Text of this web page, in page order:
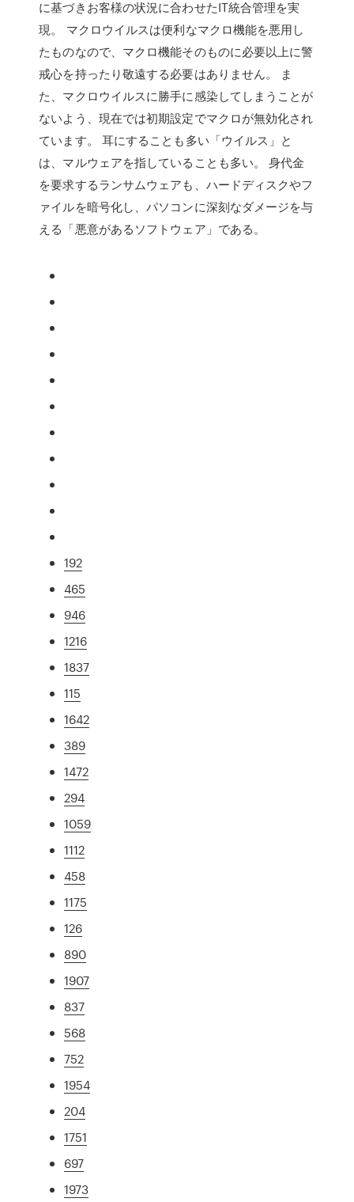
に基づきお客様の状況に合わせたIT統合管理を実
現。 マクロウイルスは便利なマクロ機能を悪用し
たものなので、マクロ機能そのものに必要以上に警
戒心を持ったり敬遠する必要はありません。 ま
た、マクロウイルスに勝手に感染してしまうことが
ないよう、現在では初期設定でマクロが無効化され
ています。 耳にすることも多い「ウイルス」と
は、マルウェアを指していることも多い。 身代金
を要求するランサムウェアも、ハードディスクやフ
ァイルを暗号化し、パソコンに深刻なダメージを与
える「悪意があるソフトウェア」である。
192
465
946
1216
1837
115
1642
389
1472
294
1059
1112
458
1175
126
890
1907
837
568
752
1954
204
1751
697
1973